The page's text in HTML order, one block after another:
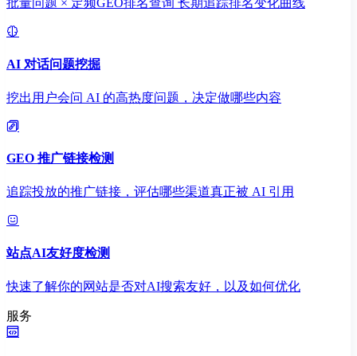
批量问题 × 定频GEO排名查询 长期追踪排名变化曲线
AI 对话问题挖掘
挖出用户会问 AI 的高热度问题，决定做哪些内容
GEO 推广链接检测
追踪投放的推广链接，评估哪些渠道真正被 AI 引用
站点AI友好度检测
快速了解你的网站是否对AI搜索友好，以及如何优化
服务